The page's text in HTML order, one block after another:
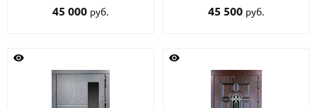
45 000 руб. 45 500 руб.